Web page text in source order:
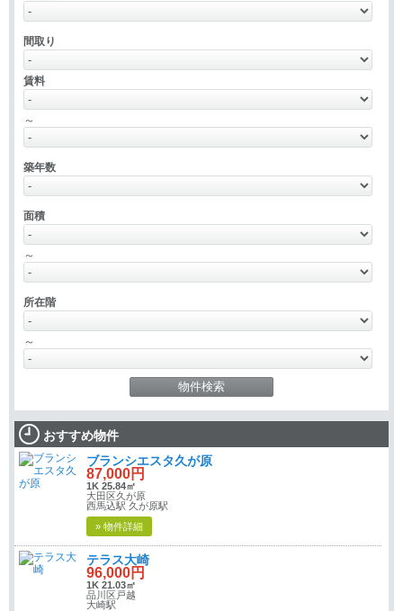
間取り
賃料
～
築年数
面積
～
所在階
～
おすすめ物件
ブランシエスタ久が原
87,000円
1K 25.84㎡
大田区久が原
西馬込駅 久が原駅
» 物件詳細
テラス大崎
96,000円
1K 21.03㎡
品川区戸越
大崎駅